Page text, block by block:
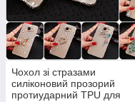
Чохол зі стразами
силіконовий прозорий
протиударний TPU для